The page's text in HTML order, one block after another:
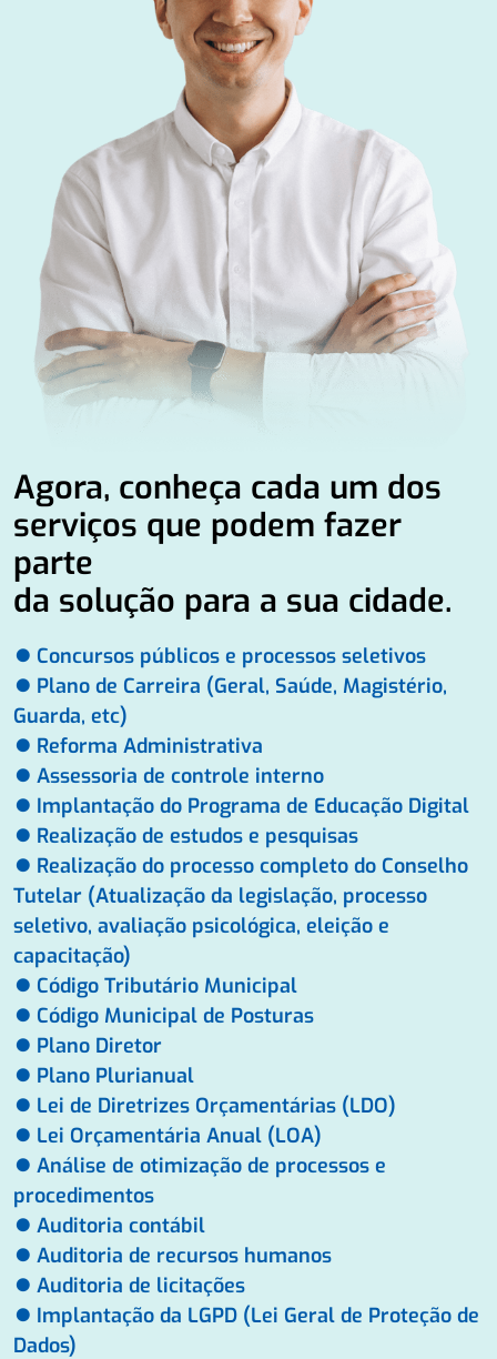
Agora, conheça cada um dos
serviços que podem fazer
parte
da solução para a sua cidade.
⏺ Concursos públicos e processos seletivos
⏺ Plano de Carreira (Geral, Saúde, Magistério,
Guarda, etc)
⏺ Reforma Administrativa
⏺ Assessoria de controle interno
⏺ Implantação do Programa de Educação Digital
⏺ Realização de estudos e pesquisas
⏺ Realização do processo completo do Conselho
Tutelar (Atualização da legislação, processo
seletivo, avaliação psicológica, eleição e
capacitação)
⏺ Código Tributário Municipal
⏺ Código Municipal de Posturas
⏺ Plano Diretor
⏺ Plano Plurianual
⏺ Lei de Diretrizes Orçamentárias (LDO)
⏺ Lei Orçamentária Anual (LOA)
⏺ Análise de otimização de processos e
procedimentos
⏺ Auditoria contábil
⏺ Auditoria de recursos humanos
⏺ Auditoria de licitações
⏺ Implantação da LGPD (Lei Geral de Proteção de
Dados)